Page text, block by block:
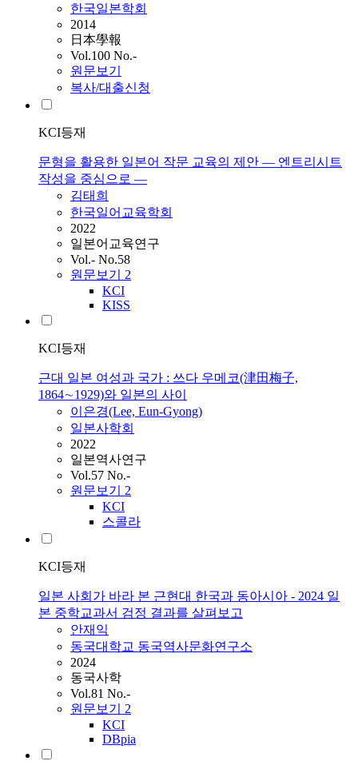
한국일본학회
2014
日本學報
Vol.100 No.-
원문보기
복사/대출신청
KCI등재
문형을 활용한 일본어 작문 교육의 제안 ― 엔트리시트
작성을 중심으로 ―
김태희
한국일어교육학회
2022
일본어교육연구
Vol.- No.58
원문보기 2
KCI
KISS
KCI등재
근대 일본 여성과 국가 : 쓰다 우메코(津田梅子,
1864∼1929)와 일본의 사이
이은경(Lee, Eun-Gyong)
일본사학회
2022
일본역사연구
Vol.57 No.-
원문보기 2
KCI
스콜라
KCI등재
일본 사회가 바라 본 근현대 한국과 동아시아 - 2024 일
본 중학교과서 검정 결과를 살펴보고
안재익
동국대학교 동국역사문화연구소
2024
동국사학
Vol.81 No.-
원문보기 2
KCI
DBpia